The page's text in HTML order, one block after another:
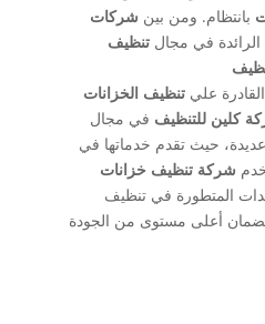
بانتظام. ومن بين شركات
الرائدة في مجال تنظيف
علي تنظيف الخزانات
كلين للتنظيف في مجال
حيث تقدم خدماتها في
شركة تنظيف خزانات
المتطورة في تنظيف
لضمان أعلى مستوى من الجودة